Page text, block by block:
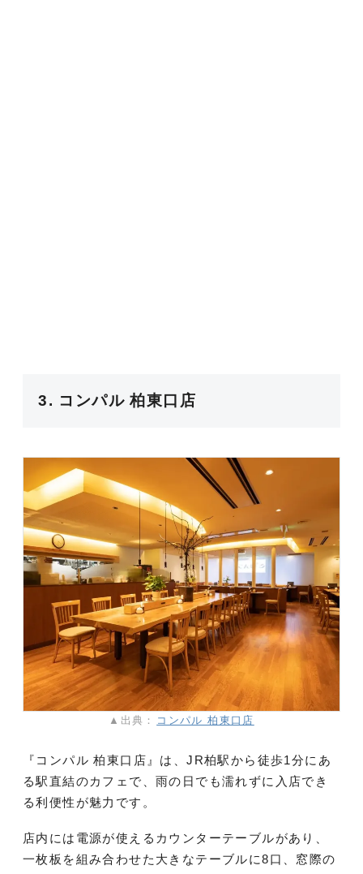
3. コンパル 柏東口店
▲出典： コンパル 柏東口店
『コンパル 柏東口店』は、JR柏駅から徒歩1分にあ
る駅直結のカフェで、雨の日でも濡れずに入店でき
る利便性が魅力です。
店内には電源が使えるカウンターテーブルがあり、
一枚板を組み合わせた大きなテーブルに8口、窓際の